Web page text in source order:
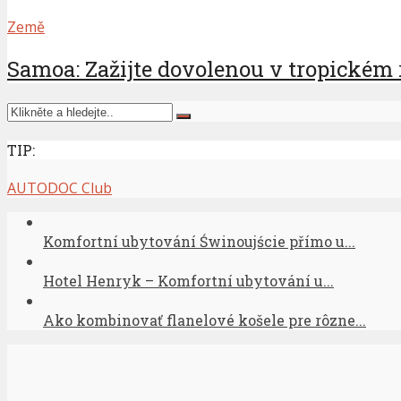
Země
Samoa: Zažijte dovolenou v
TIP:
AUTODOC Club
Komfortní ubytování Świnoujście přímo u...
Hotel Henryk – Komfortní ubytování u...
Ako kombinovať flanelové košele pre rôzne...